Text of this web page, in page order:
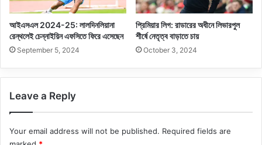
আইএসএল 2024-25: লালদিনলিয়ানা
রেন্থলেই চেন্নাইয়িন এফসিতে ফিরে এসেছেন
September 5, 2024
প্রিমিয়ার লিগ: রাডারের অধীনে লিভারপুল
শীর্ষে নেতৃত্ব বাড়াতে চায়
October 3, 2024
Leave a Reply
Your email address will not be published. Required fields are